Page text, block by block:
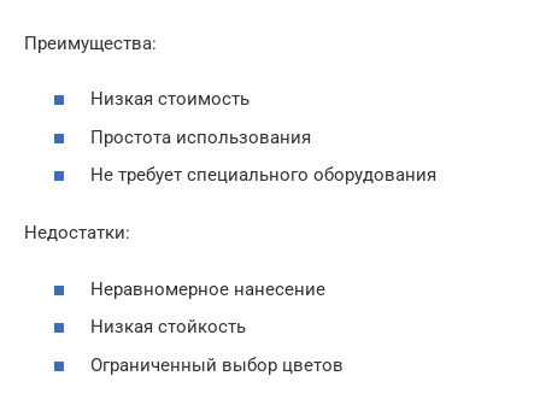
Преимущества:
Низкая стоимость
Простота использования
Не требует специального оборудования
Недостатки:
Неравномерное нанесение
Низкая стойкость
Ограниченный выбор цветов